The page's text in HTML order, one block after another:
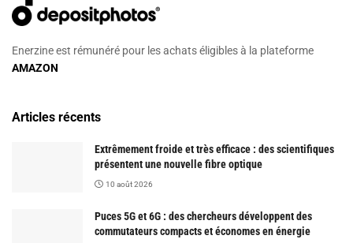
Enerzine est rémunéré pour les achats éligibles à la plateforme
AMAZON
Articles récents
Extrêmement froide et très efficace : des scientifiques
présentent une nouvelle fibre optique
10 août 2026
Puces 5G et 6G : des chercheurs développent des
commutateurs compacts et économes en énergie